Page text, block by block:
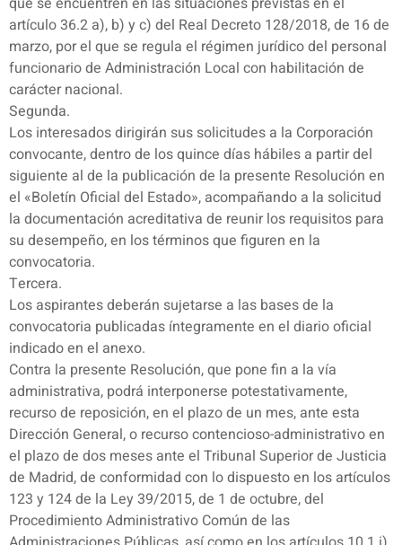
artículo 36.2 a), b) y c) del Real Decreto 128/2018, de 16 de
marzo, por el que se regula el régimen jurídico del personal
funcionario de Administración Local con habilitación de
carácter nacional.
Segunda.
Los interesados dirigirán sus solicitudes a la Corporación
convocante, dentro de los quince días hábiles a partir del
siguiente al de la publicación de la presente Resolución en
el «Boletín Oficial del Estado», acompañando a la solicitud
la documentación acreditativa de reunir los requisitos para
su desempeño, en los términos que figuren en la
convocatoria.
Tercera.
Los aspirantes deberán sujetarse a las bases de la
convocatoria publicadas íntegramente en el diario oficial
indicado en el anexo.
Contra la presente Resolución, que pone fin a la vía
administrativa, podrá interponerse potestativamente,
recurso de reposición, en el plazo de un mes, ante esta
Dirección General, o recurso contencioso-administrativo en
el plazo de dos meses ante el Tribunal Superior de Justicia
de Madrid, de conformidad con lo dispuesto en los artículos
123 y 124 de la Ley 39/2015, de 1 de octubre, del
Procedimiento Administrativo Común de las